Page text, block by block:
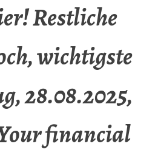
Restliche
wichtigste
28.08.2025,
financial